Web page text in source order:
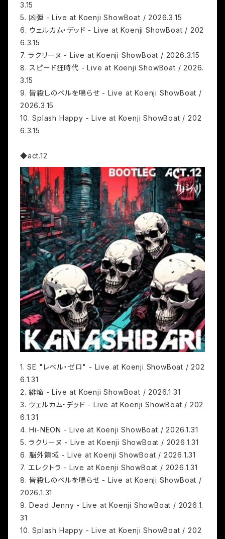
3.15
5. 凶弾 - Live at Koenji ShowBoat / 2026.3.15
6. ウェルカム・デッド - Live at Koenji ShowBoat / 202
6.3.15
7. ラクリーヌ - Live at Koenji ShowBoat / 2026.3.15
8. スピード狂時代 - Live at Koenji ShowBoat / 2026.
3.15
9. 皆殺しのベルを鳴らせ - Live at Koenji ShowBoat /
2026.3.15
10. Splash Happy - Live at Koenji ShowBoat / 202
6.3.15
◆act.12
1. SE "レベル・ゼロ" - Live at Koenji ShowBoat / 202
6.1.31
2. 緋焔 - Live at Koenji ShowBoat / 2026.1.31
3. ウェルカム・デッド - Live at Koenji ShowBoat / 202
6.1.31
4. Hi-NEON - Live at Koenji ShowBoat / 2026.1.31
5. ラクリーヌ - Live at Koenji ShowBoat / 2026.1.31
6. 脳外領域 - Live at Koenji ShowBoat / 2026.1.31
7. エレクトラ - Live at Koenji ShowBoat / 2026.1.31
8. 皆殺しのベルを鳴らせ - Live at Koenji ShowBoat /
2026.1.31
9. Dead Jenny - Live at Koenji ShowBoat / 2026.1.
31
10. Splash Happy - Live at Koenji ShowBoat / 202